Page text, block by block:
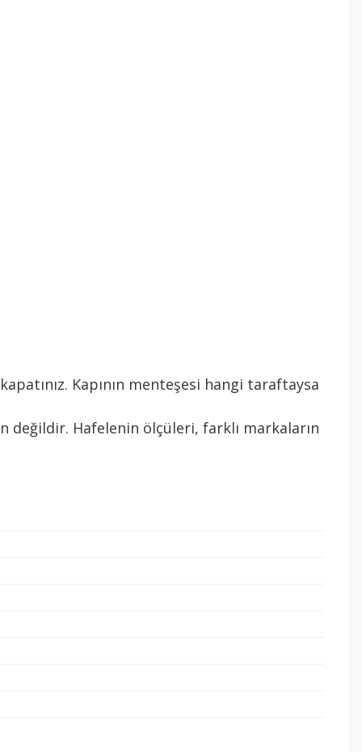
Kapının menteşesi hangi taraftaysa
değildir. Hafelenin ölçüleri, farklı markaların